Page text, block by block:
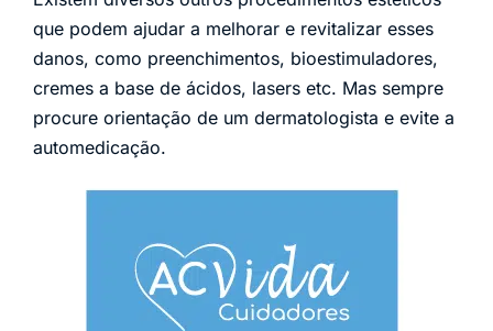
que podem ajudar a melhorar e revitalizar esses
danos, como preenchimentos, bioestimuladores,
cremes a base de ácidos, lasers etc. Mas sempre
procure orientação de um dermatologista e evite a
automedicação.